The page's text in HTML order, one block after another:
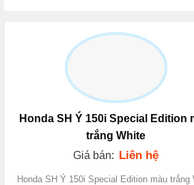
Honda SH Ý 150i Special Edition
trắng White
Giá bán: Liên hệ
Honda SH Ý 150i Special Edition màu trắng